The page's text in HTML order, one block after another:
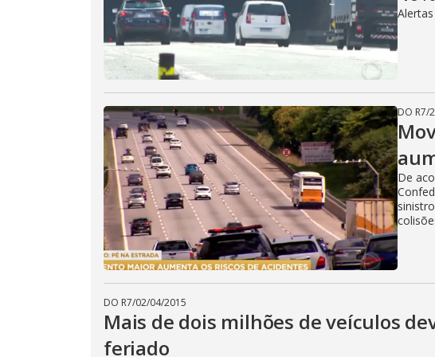
DO R7/
De
DO R7/02/04/2015
Mais de dois milhões de veículos
feriado